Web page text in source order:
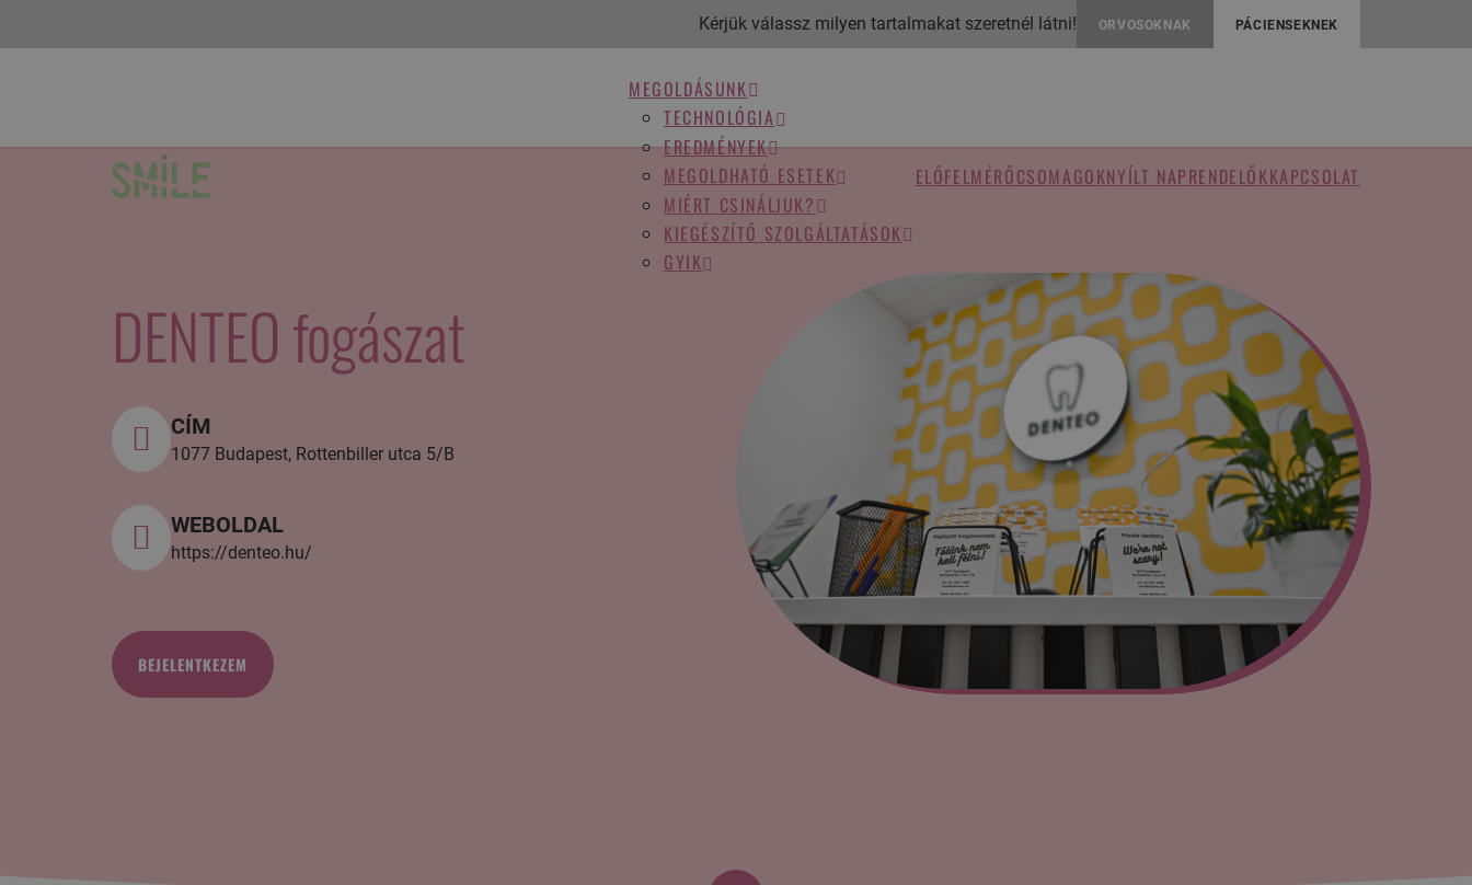
Kérjük válassz milyen tartalmakat szeretnél látni! ORVOSOKNAK PÁCIENSEKNEK
MEGOLDÁSUNK
TECHNOLÓGIA
EREDMÉNYEK
MEGOLDHATÓ ESETEK
MIÉRT CSINÁLJUK?
KIEGÉSZÍTŐ SZOLGÁLTATÁSOK
GYIK
ELŐFELMÉRŐCSOMAGOKNYÍLT NAPRENDELŐKKAPCSOLAT
DENTEO fogászat
CÍM
1077 Budapest, Rottenbiller utca 5/B
WEBOLDAL
https://denteo.hu/
BEJELENTKEZEM